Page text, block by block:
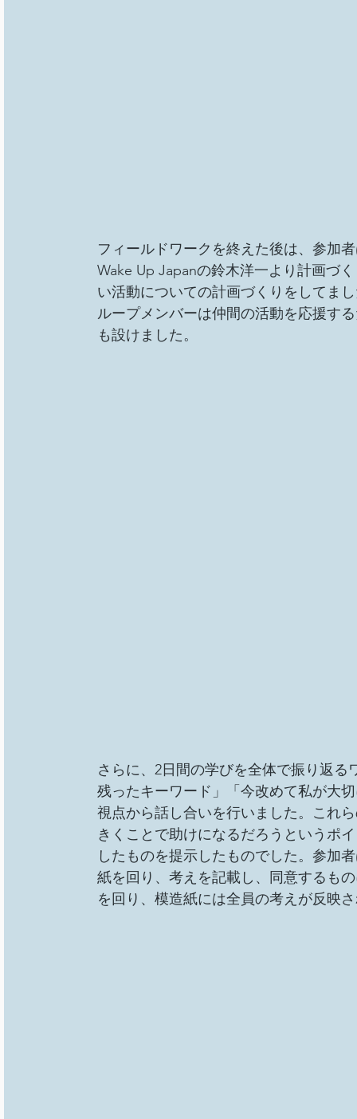
フィールドワークを終えた後は、参加
Wake Up Japanの鈴木洋一より計画づ
い活動についての計画づくりをしてま
ループメンバーは仲間の活動を応援す
も設けました。
さらに、2日間の学びを全体で振り返
残ったキーワード」「今改めて私が大
視点から話し合いを行いました。これ
きくことで助けになるだろうというポ
したものを提示したものでした。参加
紙を回り、考えを記載し、同意するも
を回り、模造紙には全員の考えが反映